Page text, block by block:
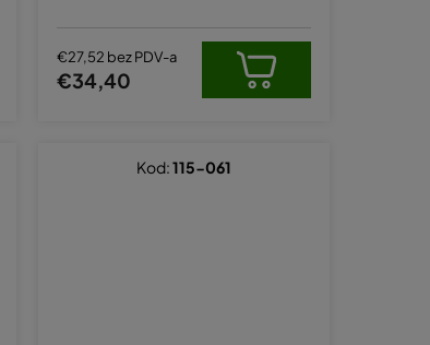
€27,52 bez PDV-a
€34,40
Kod:115-061